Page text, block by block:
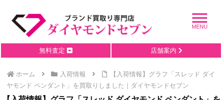
無料査定 店舗案内
ホーム 入荷情報
【入荷情報】グラフ「スレッド ダイ
ヤモンド ペンダント」を買取りしました｜ダイヤモンドセブン